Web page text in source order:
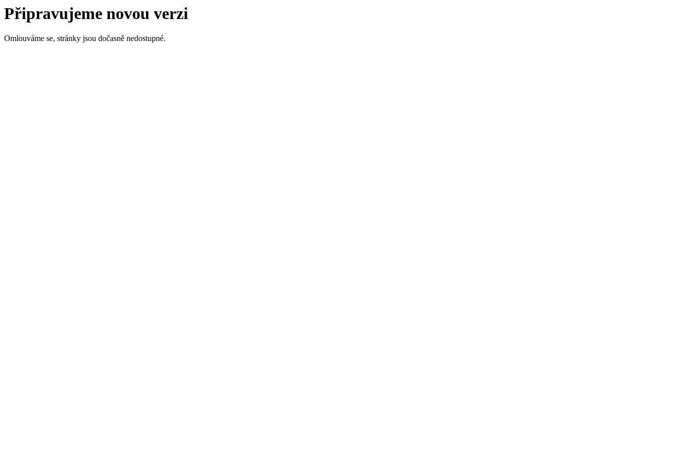
Připravujeme novou verzi
Omlouváme se, stránky jsou dočasně nedostupné.